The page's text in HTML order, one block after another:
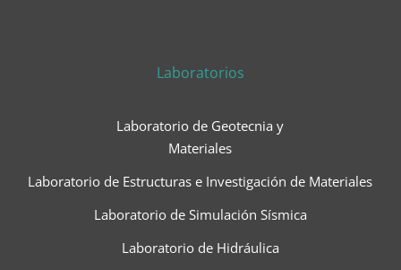
Laboratorios
Laboratorio de Geotecnia y
Materiales
Laboratorio de Estructuras e Investigación de Materiales
Laboratorio de Simulación Sísmica
Laboratorio de Hidráulica